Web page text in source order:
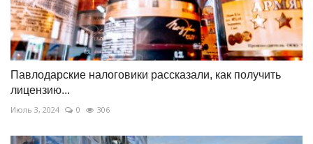
Павлодарские налоговики рассказали, как получить
лицензию...
Июль 3, 2024 0 306